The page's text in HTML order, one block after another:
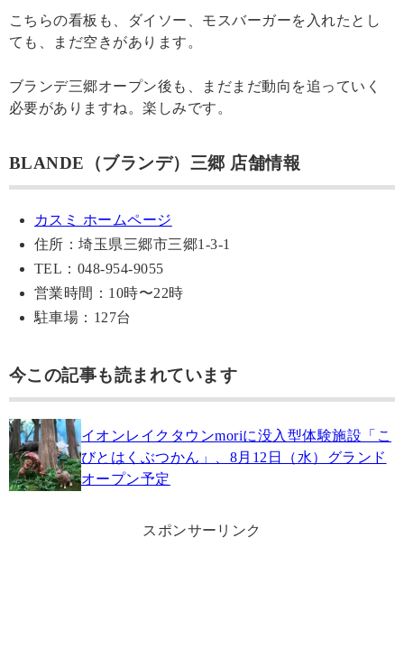
こちらの看板も、ダイソー、モスバーガーを入れたとし
ても、まだ空きがあります。
ブランデ三郷オープン後も、まだまだ動向を追っていく
必要がありますね。楽しみです。
BLANDE（ブランデ）三郷 店舗情報
カスミ ホームページ
住所：埼玉県三郷市三郷1-3-1
TEL：048-954-9055
営業時間：10時〜22時
駐車場：127台
今この記事も読まれています
イオンレイクタウンmoriに没入型体験施設「こ
びとはくぶつかん」、8月12日（水）グランド
オープン予定
スポンサーリンク